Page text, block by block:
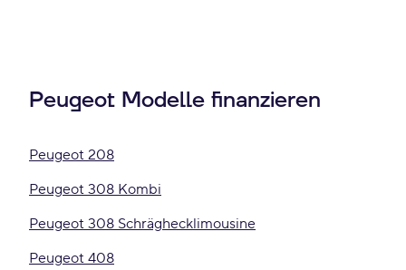
Peugeot Modelle finanzieren
Peugeot 208
Peugeot 308 Kombi
Peugeot 308 Schräghecklimousine
Peugeot 408